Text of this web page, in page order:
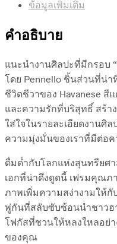
ข้อมูลเพิ่มเติม
คำอธิบาย
แนะนำงานศิลปะที่มีกรอบ
โดย Pennello ชิ้นส่วนที่น่
ชีวิตชีวาของ Havanese สี
และความรักที่บริสุทธิ์ สร้า
ใส่ใจในรายละเอียดงานศิ
ความมุ่งมั่นของเราที่มีต่อ
ดื่มด่ำกับโลกแห่งสุนทรียศ
เอกที่น่าดึงดูดนี้ เฟรมคุณภ
ภาพเพิ่มความสง่างามให้
พู่กันที่สลับซับซ้อนนำชาวฮ
โฟกัสที่ชวนให้หลงใหลอย่
ของคุณ